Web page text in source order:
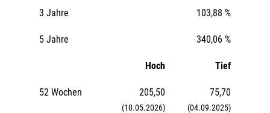
3 Jahre 103,88 %
5 Jahre 340,06 %
Hoch Tief
52 Wochen 205,50
(10.05.2026)
75,70
(04.09.2025)